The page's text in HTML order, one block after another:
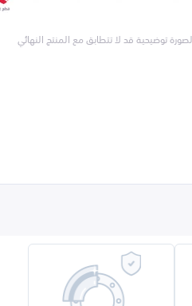
توضيحية قد لا تتطابق مع المنتج النهائي